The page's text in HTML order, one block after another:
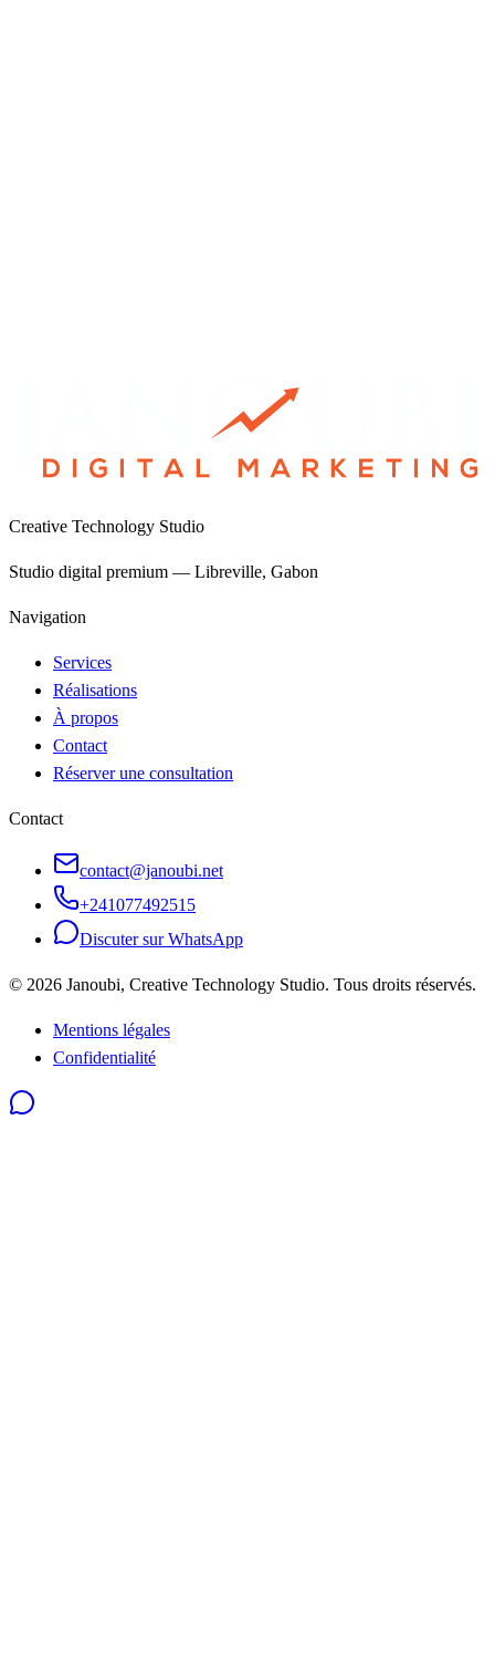
Creative Technology Studio
Studio digital premium — Libreville, Gabon
Navigation
Services
Réalisations
À propos
Contact
Réserver une consultation
Contact
contact@janoubi.net
+241077492515
Discuter sur WhatsApp
© 2026 Janoubi, Creative Technology Studio. Tous droits réservés.
Mentions légales
Confidentialité